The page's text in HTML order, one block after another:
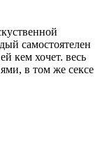
самостоятелен
кем хочет. весь
в том же сексе